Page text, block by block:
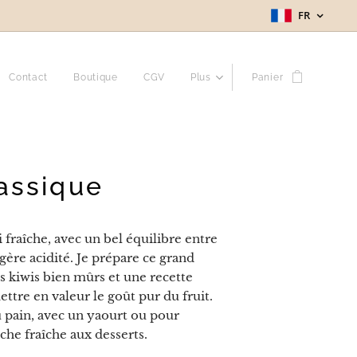
FR
Contact Boutique CGV Plus Panier
avec un bel équilibre entre
acidité. Je prépare ce grand
kiwis bien mûrs et une recette
en valeur le goût pur du fruit.
pain, avec un yaourt ou pour
fraîche aux desserts.